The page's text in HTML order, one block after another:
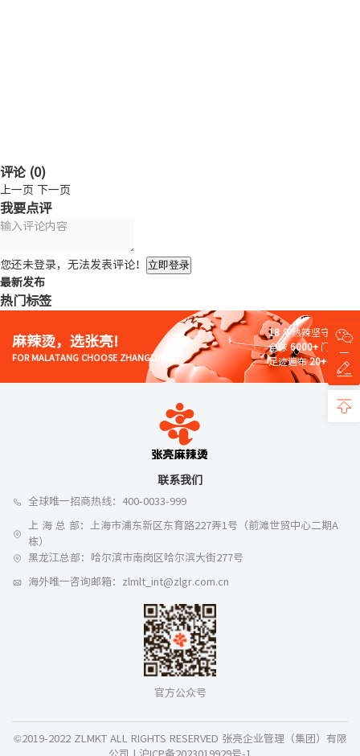
评论 (0)
上一页 下一页
我要点评
您还未登录，无法发表评论！ 立即登录
最新发布
热门标签
麻辣烫，选张亮!
FOR MALATANG CHOOSE ZHANGLIANG!
18 年热辣坚守
全球6000+ 门店
足迹遍布20+国家
联系我们
全球唯一招商热线：400-0033-999
上 海 总 部：上海市浦东新区东育路227弄1号（前滩世贸中心二期A
栋）
黑龙江总部：哈尔滨市南岗区哈尔滨大街277号
海外唯一咨询邮箱：zlmlt_int@zlgr.com.cn
官方公众号
©2019-2022 ZLMKT ALL RIGHTS RESERVED 张亮企业管理（集团）有限